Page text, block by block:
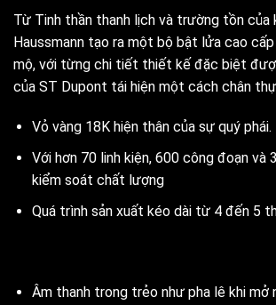
Từ Tinh thần thanh lịch và trường tồn của
Haussmann tạo ra một bộ bật lửa cao
mộ, với từng chi tiết thiết kế đặc biệt
của ST Dupont tái hiện một cách chân
Vỏ vàng 18K hiện thân của sự quý phái.
Với hơn 70 linh kiện, 600 công đoạn và
kiểm soát chất lượng
Quá trình sản xuất kéo dài từ 4 đến 5
Âm thanh trong trẻo như pha lê khi mở